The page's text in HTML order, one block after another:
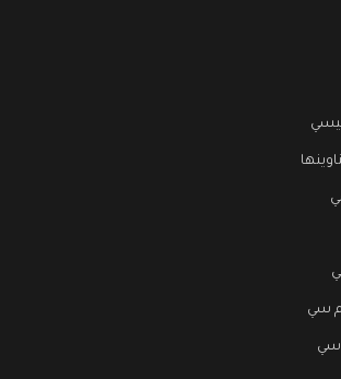
سي
سي